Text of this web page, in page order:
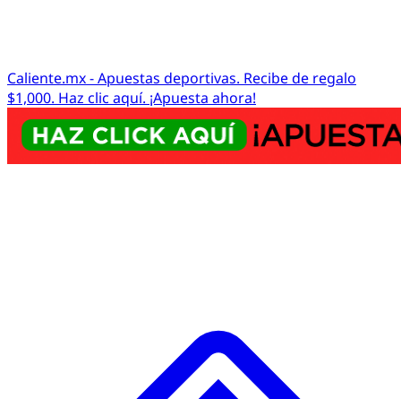
Caliente.mx - Apuestas deportivas. Recibe de regalo
$1,000. Haz clic aquí. ¡Apuesta ahora!